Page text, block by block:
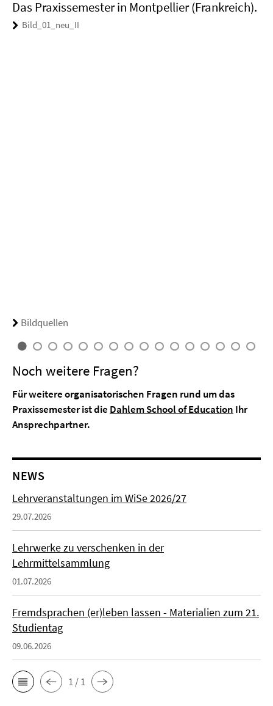
Das Praxissemester in Montpellier (Frankreich).
Bild_01_neu_II
Bildquellen
Noch weitere Fragen?
Für weitere organisatorischen Fragen rund um das
Praxissemester ist die Dahlem School of Education Ihr
Ansprechpartner.
NEWS
Lehrveranstaltungen im WiSe 2026/27
29.07.2026
Lehrwerke zu verschenken in der
Lehrmittelsammlung
01.07.2026
Fremdsprachen (er)leben lassen - Materialien zum 21.
Studientag
09.06.2026
1 / 1